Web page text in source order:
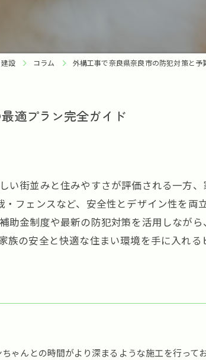
設 コラム 外構工事で奈良県奈良市の防犯対策と
適プラン完全ガイド
街並みと住みやすさが評価される一方
フェンスなど、安全性とデザイン性を両
金制度や最新の防犯対策を活用しなが
の安全と快適な住まい環境を手に入れ
ゃんとの時間がより深まるような施工を行って